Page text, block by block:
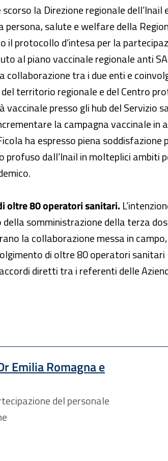
per l’adesione
la Direzione regionale dell’Inail
persona, salute e welfare della
protocollo d’intesa per la
al piano vaccinale regionale anti
collaborazione tra i due enti e
territorio regionale e del Centro
vaccinale presso gli hub del Servizio
la campagna vaccinale in
ha espresso piena soddisfazione
profuso dall’Inail in molteplici ambiti
oltre 80 operatori sanitari.
somministrazione della terza
la collaborazione messa in
di oltre 80 operatori
diretti tra i referenti delle
Emilia Romagna e
del personale